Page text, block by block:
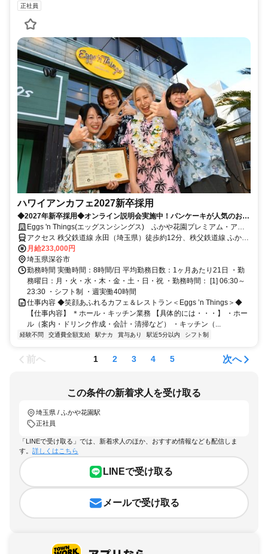
正社員
ハワイアンカフェ2027新卒採用
◆2027年新卒採用◆オンライン説明会実施中！パンケーキが人気のお店
♪高卒も積極採用中！◆
Eggs 'n Things(エッグスンシングス) ふかや花園プレミアム・アウ
トレット店 社員募集
アクセス 秩父鉄道線 永田（埼玉県）徒歩約12分、秩父鉄道線 ふかや
花園徒歩約12分
月給233,000円
埼玉県深谷市
勤務時間 実働時間：8時間/日 平均勤務日数：1ヶ月あたり21日 ・勤
務曜日：月・火・水・木・金・土・日・祝 ・勤務時間： [1] 06:30～
23:30 ・シフト制 ・週実働40時間
仕事内容 ◆笑顔あふれるカフェ＆レストラン＜Eggs ’n Things＞◆
【仕事内容】 ＊ホール・キッチン業務 【具体的には・・・】 ・ホー
ル（案内・ドリンク作成・会計・清掃など） ・キッチン（...
経験不問 交通費全額支給 駅ナカ 賞与あり 駅近5分以内 シフト制
前へ 1 2 3 4 5 次へ
この条件の新着求人を受け取る
埼玉県 / ふかや花園駅
正社員
「LINEで受け取る」では、新着求人のほか、おすすめ情報なども配信しま
す。 詳しくはこちら
LINEで受け取る
メールで受け取る